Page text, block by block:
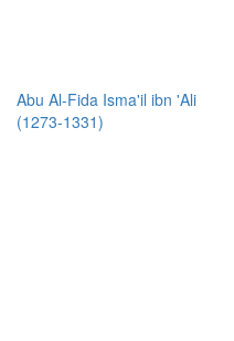
Abu Al-Fida Isma'il ibn 'Ali
(1273-1331)